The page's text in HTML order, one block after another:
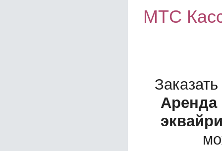
МТС
Аренда